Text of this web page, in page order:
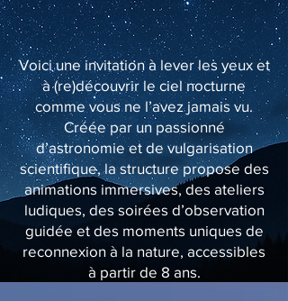
Voici une invitation à lever les yeux et
à (re)découvrir le ciel nocturne
comme vous ne l’avez jamais vu.
Créée par un passionné
d’astronomie et de vulgarisation
scientifique, la structure propose des
animations immersives, des ateliers
ludiques, des soirées d’observation
guidée et des moments uniques de
reconnexion à la nature, accessibles
à partir de 8 ans.